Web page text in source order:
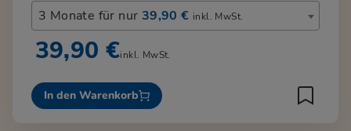
3 Monate für nur 39,90 € inkl. MwSt.
39,90 €inkl. MwSt.
In den Warenkorb